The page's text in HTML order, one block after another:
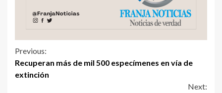
Previous:
Recuperan más de mil 500 especímenes en vía de
extinción
Next: